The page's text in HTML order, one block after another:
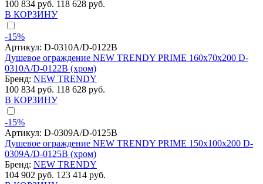
100 834 руб. 118 628 руб.
В КОРЗИНУ
-15%
Артикул: D-0310A/D-0122B
Душевое ограждение NEW TRENDY PRIME 160x70x200 D-
0310A/D-0122B (хром)
Бренд: NEW TRENDY
100 834 руб. 118 628 руб.
В КОРЗИНУ
-15%
Артикул: D-0309A/D-0125B
Душевое ограждение NEW TRENDY PRIME 150x100x200 D-
0309A/D-0125B (хром)
Бренд: NEW TRENDY
104 902 руб. 123 414 руб.